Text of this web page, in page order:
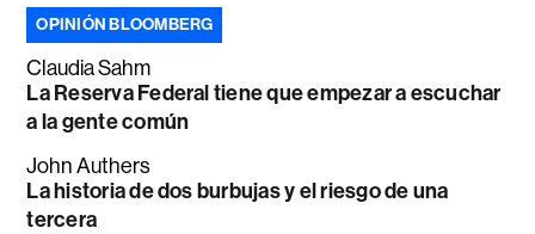
OPINIÓN BLOOMBERG
Claudia Sahm
La Reserva Federal tiene que empezar a escuchar
a la gente común
John Authers
La historia de dos burbujas y el riesgo de una
tercera